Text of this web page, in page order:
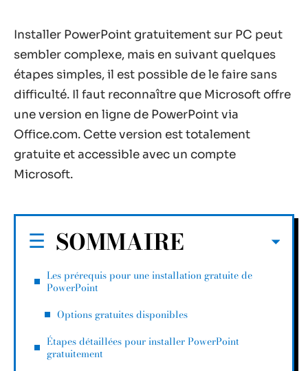
Installer PowerPoint gratuitement sur PC peut
sembler complexe, mais en suivant quelques
étapes simples, il est possible de le faire sans
difficulté. Il faut reconnaître que Microsoft offre
une version en ligne de PowerPoint via
Office.com. Cette version est totalement
gratuite et accessible avec un compte
Microsoft.
SOMMAIRE
Les prérequis pour une installation gratuite de
PowerPoint
Options gratuites disponibles
Étapes détaillées pour installer PowerPoint
gratuitement